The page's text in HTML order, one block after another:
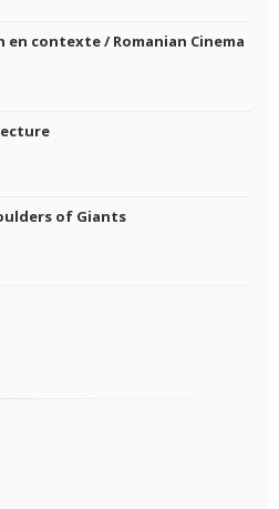
en contexte / Romanian Cinema
of Giants